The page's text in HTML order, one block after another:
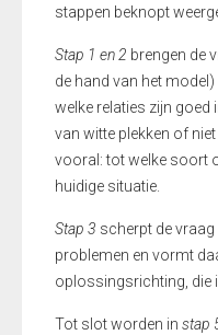
stappen beknopt
Stap 1 en 2 brengen de
de hand van het model)
welke relaties zijn goed
van witte plekken of
vooral: tot welke soort
huidige situatie.
Stap 3 scherpt de
problemen en vormt
oplossingsrichting, die
Tot slot worden in stap